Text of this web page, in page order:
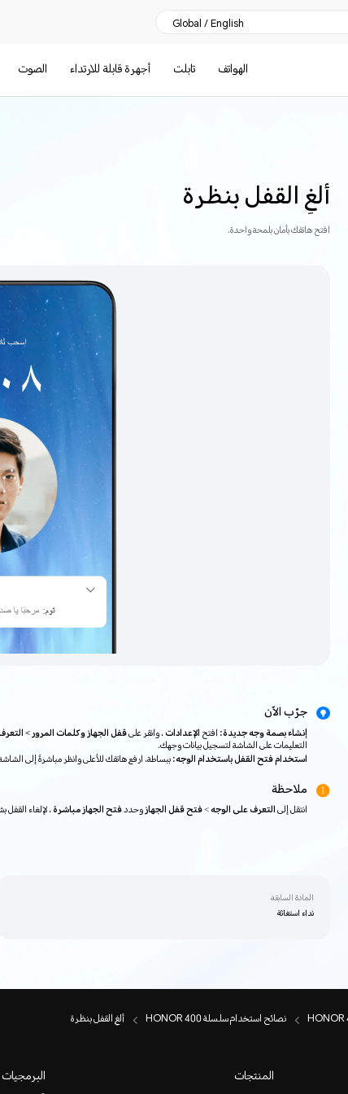
Global / English
الهواتف تابلت أجهرة قابلة للارتداء الصوت
ألغِ القفل بنظرة
افتح هاتفك بأمان بلمحة واحدة.
جرّب الآن
إنشاء بصمة وجه جديدة: افتح الإعدادات، وانقر علىقفل الجهاز وكلمات المرور >
التعليمات على الشاشة لتسجيل بيانات وجهك.
استخدام فتح القفل باستخدام الوجه:ببساطة، ارفع هاتفك للأعلى وانظر مباشرةً إلى
ملاحظة
انتقل إلىالتعرف على الوجه>فتح قفل الجهازوحددفتح الجهاز مباشرة، لإلغاء
المادة السابقة
نداء استغاثة
HONOR نصائح استخدام سلسلة HONOR 400 ألغِ القفل بنظرة
المنتجات